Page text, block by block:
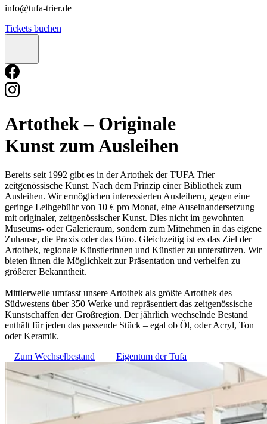
info@tufa-trier.de
Tickets buchen
Artothek– Originale
Kunst zum Ausleihen
Bereits seit 1992 gibt es in der Artothek der TUFA Trier
zeitgenössische Kunst. Nach dem Prinzip einer Bibliothek zum
Ausleihen. Wir ermöglichen interessierten Ausleihern, gegen eine
geringe Leihgebühr von 10 € pro Monat, eine Auseinandersetzung
mit originaler, zeitgenössischer Kunst. Dies nicht im gewohnten
Museums- oder Galerieraum, sondern zum Mitnehmen in das eigene
Zuhause, die Praxis oder das Büro. Gleichzeitig ist es das Ziel der
Artothek, regionale Künstlerinnen und Künstler zu unterstützen. Wir
bieten ihnen die Möglichkeit zur Präsentation und verhelfen zu
größerer Bekanntheit.
Mittlerweile umfasst unsere Artothek als größte Artothek des
Südwestens über 350 Werke und repräsentiert das zeitgenössische
Kunstschaffen der Großregion. Der jährlich wechselnde Bestand
enthält für jeden das passende Stück – egal ob Öl, oder Acryl, Ton
oder Keramik.
Zum Wechselbestand
Eigentum der Tufa